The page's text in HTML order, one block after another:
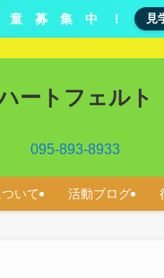
童 募 集 中 ！ 見
ートフェルト
いて 活動ブログ
095-893-8933